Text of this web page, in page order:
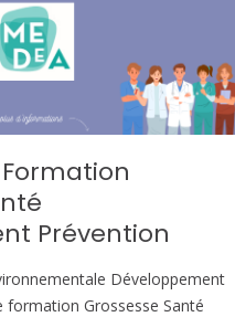
Formation
Prévention
Développement
formation Grossesse Santé